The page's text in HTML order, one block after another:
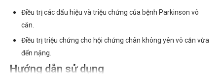
Điều trị các dấu hiệu và triệu chứng của bệnh Parkinson vô
căn.
Điều trị triệu chứng cho hội chứng chân không yên vô căn vừa
đến nặng.
Hướng dẫn sử dụng